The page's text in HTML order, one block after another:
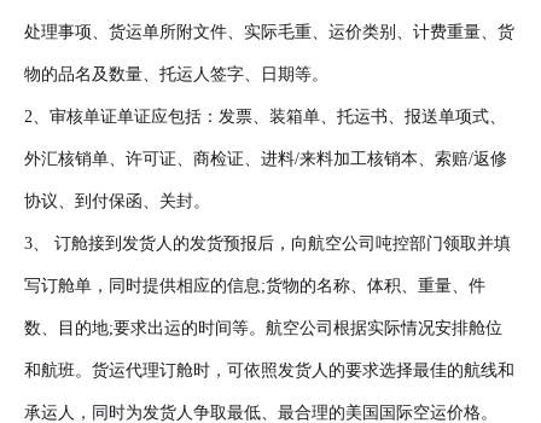
处理事项、货运单所附文件、实际毛重、运价类别、计费重量、货
物的品名及数量、托运人签字、日期等。
2、审核单证单证应包括：发票、装箱单、托运书、报送单项式、
外汇核销单、许可证、商检证、进料/来料加工核销本、索赔/返修
协议、到付保函、关封。
3、 订舱接到发货人的发货预报后，向航空公司吨控部门领取并填
写订舱单，同时提供相应的信息;货物的名称、体积、重量、件
数、目的地;要求出运的时间等。航空公司根据实际情况安排舱位
和航班。货运代理订舱时，可依照发货人的要求选择最佳的航线和
承运人，同时为发货人争取最低、最合理的美国国际空运价格。